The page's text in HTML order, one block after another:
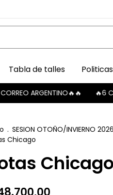
Tabla de talles
🔥6 CUOTAS
. SESION OTOÑO/INVIERNO 2026
Chicago